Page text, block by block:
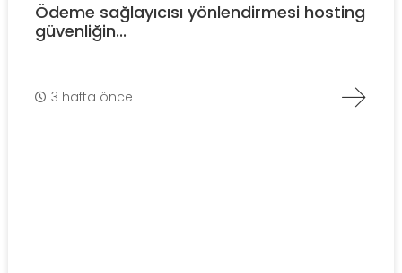
Ödeme sağlayıcısı yönlendirmesi hosting
güvenliğin...
3 hafta önce